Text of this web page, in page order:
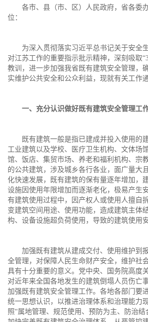
各市、县（市、区）人民政府，省各委
位：
为深入贯彻落实习近平总书记关于安全
对江苏工作的重要指示批示精神，深刻吸取
教训，进一步加强我省既有建筑安全管理，
实维护公共安全和公众利益，现就有关工作
一、充分认识做好既有建筑安全管理工
既有建筑一般是指已建成并投入使用的建
工业建筑以及学校、医疗卫生机构、文体场
馆、饭店、集贸市场、养老和福利机构、宗
的公共建筑，涉及城乡各行各业，面广量大
化快速发展，既有建筑的保有量逐年增加，
设施因使用年限增加而逐渐老化，极易产生
有建筑使用过程中，因产权人或使用人擅自
变建筑空间用途、使用功能，造成建筑主体
构、设备设施超负荷使用，导致的建筑使用
加强既有建筑从建成交付、使用维护到报
全管理，对保障人民生命财产安全，维护社
具有十分重要的意义。党中央、国务院高度
对近年来全国各地发生的建筑倒塌人员伤亡
加强既有建筑安全管理工作。各地各部门要
统一思想认识，以推进治理体系和治理能力
照“属地管理、规范使用、预防为主、防治结